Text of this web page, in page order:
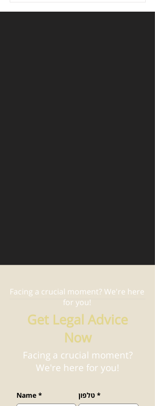
Facing a crucial moment? We're here
for you!
Get Legal Advice
Now
Facing a crucial moment?
We're here for you!
Name * טלפון *